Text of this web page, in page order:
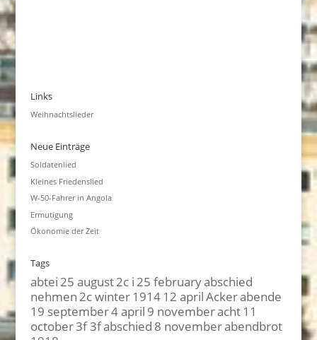
Links
Weihnachtslieder
Neue Einträge
Soldatenlied
Kleines Friedenslied
W-50-Fahrer in Angola
Ermutigung
Ökonomie der Zeit
Tags
abtei25 august2c i25 februaryabschied
nehmen2c winter191412 aprilAckerabende
19 september4 april 9 novemberacht11
october3f 3fabschied 8 novemberabendbrot